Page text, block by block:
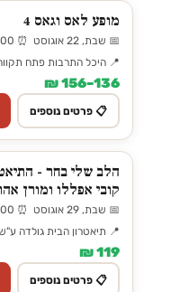
מופע לאס וגאס 4
📅 שבת, 22 אוגוסט ⏰ 21:00
📍 היכל התרבות פתח
136–156 ₪
📋 פרטים נוספים
הלב שלי בחר -
קובי אפללו ומורן
📅 שבת, 29 אוגוסט ⏰ 21:00
📍 תיאטרון הבית גולדה ע"ש
119 ₪
📋 פרטים נוספים